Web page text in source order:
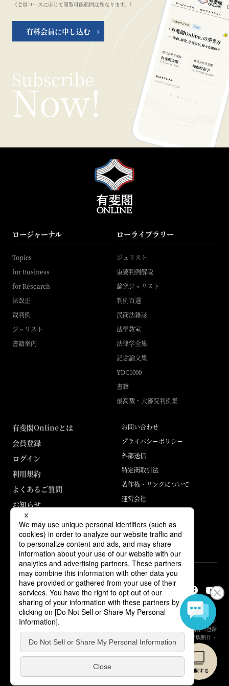
（会員コースに応じて閲覧可能範囲は異なります。）
有料会員に申し込む →
ロージャーナル
Topics
for Business
for Research
法改正
裁判例
ジュリスト
書籍案内
ローライブラリー
ジュリスト
重要判例解説
論究ジュリスト
判例百選
民商法雑誌
法学教室
法律学全集
記念論文集
YDC1000
書籍
最高裁・大審院判例集
有斐閣Onlineとは
会員登録
ログイン
利用規約
よくあるご質問
お知らせ
お問い合わせ
プライバシーポリシー
外部送信
特定商取引法
著作権・リンクについて
運営会社
ABJマークは、この電子書店・電子書籍配信サービスが、著作権者からコン
テンツ使用許諾を得た正規版配信サービスであることを示す登録商標（登録
番号 第6091713号）です。詳しくは［ABJマーク］または［電子出版制作・
流通協議会］で検索してください。
© Yuhikaku Publishing Co., Ltd.